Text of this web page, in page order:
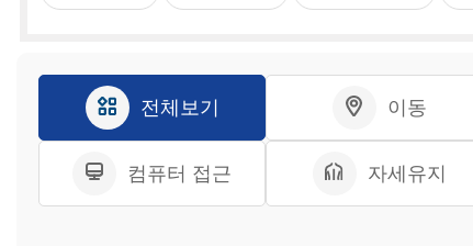
전체보기 이동
컴퓨터 접근 자세유지